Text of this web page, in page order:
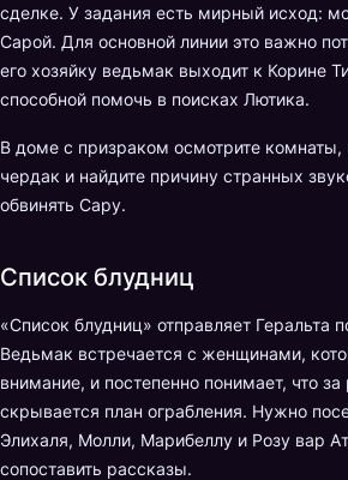
сделке. У задания есть мирный исход:
Сарой. Для основной линии это важно
его хозяйку ведьмак выходит к Корине
способной помочь в поисках Лютика.
В доме с призраком осмотрите комнаты,
чердак и найдите причину странных
обвинять Сару.
Список блудниц
«Список блудниц» отправляет Геральта
Ведьмак встречается с женщинами,
внимание, и постепенно понимает, что
скрывается план ограбления. Нужно
Элихаля, Молли, Марибеллу и Розу вар
сопоставить рассказы.